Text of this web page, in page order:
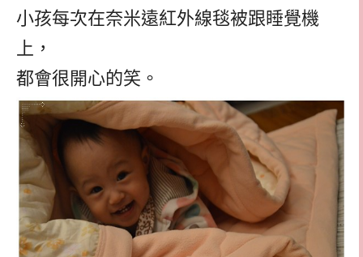
小孩每次在奈米遠紅外線毯被跟睡覺機
上，
都會很開心的笑。